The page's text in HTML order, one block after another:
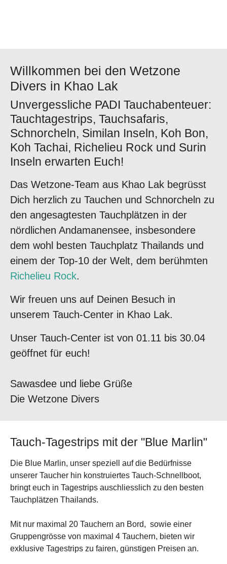
Willkommen bei den Wetzone
Divers in Khao Lak
Unvergessliche PADI Tauchabenteuer:
Tauchtagestrips, Tauchsafaris,
Schnorcheln, Similan Inseln, Koh Bon,
Koh Tachai, Richelieu Rock und Surin
Inseln erwarten Euch!
Das Wetzone-Team aus Khao Lak begrüsst
Dich herzlich zu Tauchen und Schnorcheln zu
den angesagtesten Tauchplätzen in der
nördlichen Andamanensee, insbesondere
dem wohl besten Tauchplatz Thailands und
einem der Top-10 der Welt, dem berühmten
Richelieu Rock.
Wir freuen uns auf Deinen Besuch in
unserem Tauch-Center in Khao Lak.
Unser Tauch-Center ist von 01.11 bis 30.04
geöffnet für euch!
Sawasdee und liebe Grüße
Die Wetzone Divers
Tauch-Tagestrips mit der "Blue Marlin"
Die Blue Marlin, unser speziell auf die Bedürfnisse
unserer Taucher hin konstruiertes Tauch-Schnellboot,
bringt euch in Tagestrips auschliesslich zu den besten
Tauchplätzen Thailands.
Mit nur maximal 20 Tauchern an Bord, sowie einer
Gruppengrösse von maximal 4 Tauchern, bieten wir
exklusive Tagestrips zu fairen, günstigen Preisen an.